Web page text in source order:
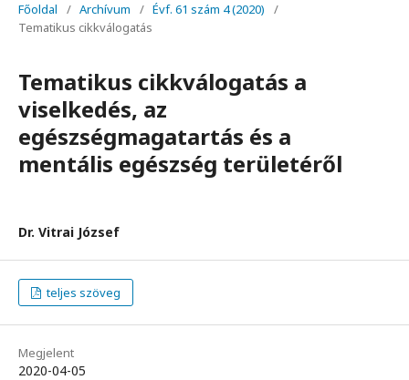
Főoldal / Archívum / Évf. 61 szám 4 (2020)
/
Tematikus cikkválogatás
Tematikus cikkválogatás a
viselkedés, az
egészségmagatartás és a
mentális egészség területéről
Dr. Vitrai József
teljes szöveg
Megjelent
2020-04-05